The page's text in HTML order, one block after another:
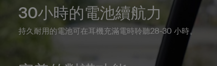
30小時的電池續航力
持久耐用的電池可在耳機充滿電時聆聽28-30 小時。